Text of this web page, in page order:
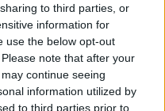
to third parties, or
information for
use the below opt-out
note that after your
continue seeing
information utilized by
to third parties prior to
Διαγεννεακός
βραβεία των